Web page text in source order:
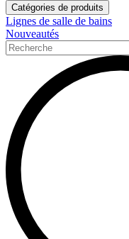
Catégories de produits
Lignes de salle de bains
Nouveautés